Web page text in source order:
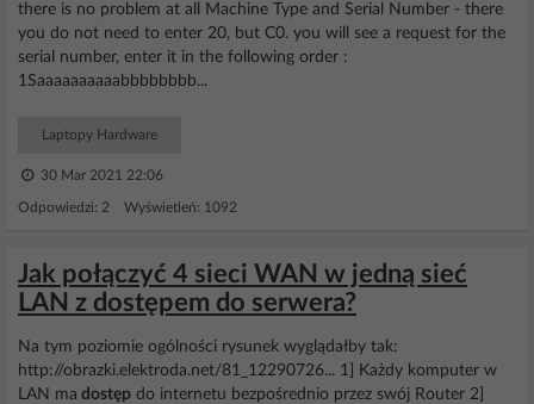
there is no problem at all Machine Type and Serial Number - there
you do not need to enter 20, but C0. you will see a request for the
serial number, enter it in the following order :
1Saaaaaaaaaabbbbbbbb...
Laptopy Hardware
30 Mar 2021 22:06
Odpowiedzi: 2 Wyświetleń: 1092
Jak połączyć 4 sieci WAN w jedną sieć
LAN z dostępem do serwera?
Na tym poziomie ogólności rysunek wyglądałby tak:
http://obrazki.elektroda.net/81_12290726... 1] Każdy komputer w
LAN ma dostęp do internetu bezpośrednio przez swój Router 2]